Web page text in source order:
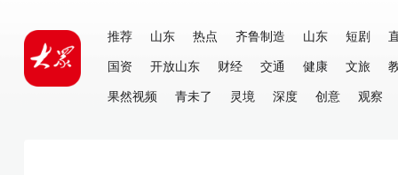
推荐 山东 热点 齐鲁制造 山东 短剧
国资
开放山东 财经 交通 健康 文旅
果然视频
青未了 灵境 深度 创意 观察